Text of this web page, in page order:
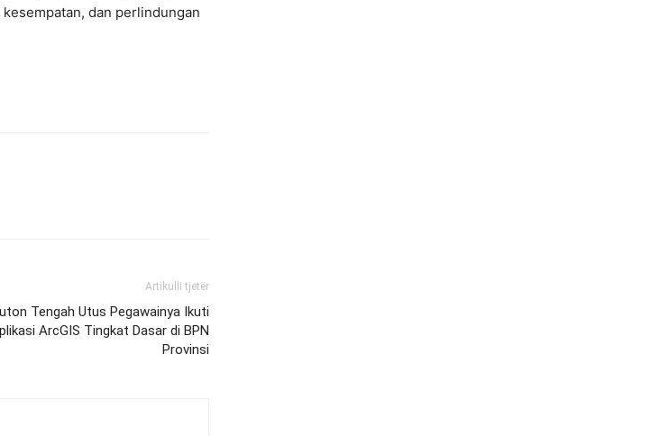
dan perlindungan
Artikulli tjetër
Tengah Utus Pegawainya Ikuti
ArcGIS Tingkat Dasar di BPN
Provinsi